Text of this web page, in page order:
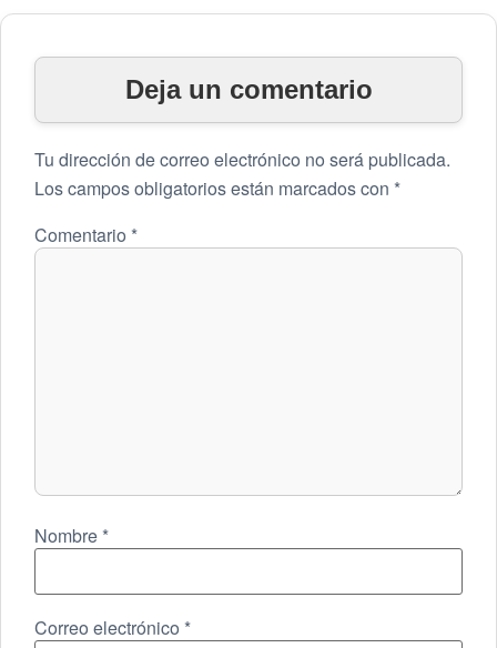
Deja un comentario
Tu dirección de correo electrónico no será publicada.
Los campos obligatorios están marcados con *
Comentario *
Nombre *
Correo electrónico *